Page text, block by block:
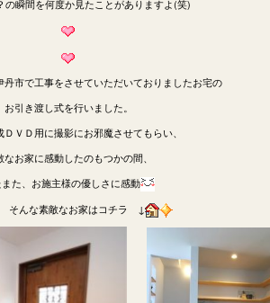
の瞬間を何度か見たことがありますよ(笑)
丹市で工事をさせていただいておりましたお宅の
お引き渡し式を行いました。
ＶＤ用に撮影にお邪魔させてもらい、
なお家に感動したのもつかの間、
また、お施主様の優しさに感動
そんな素敵なお家はコチラ ↓